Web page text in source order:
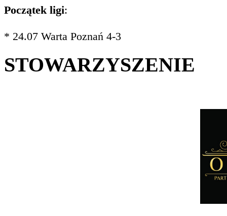
Początek ligi:
* 24.07 Warta Poznań 4-3
STOWARZYSZENIE